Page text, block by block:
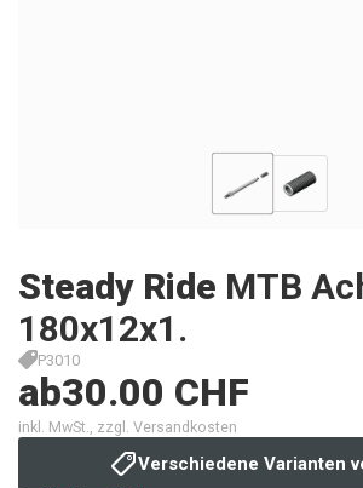
Steady Ride MTB
180x12x1.
P3010
ab30.00 CHF
inkl. MwSt., zzgl. Versandkosten
Verschiedene Varianten